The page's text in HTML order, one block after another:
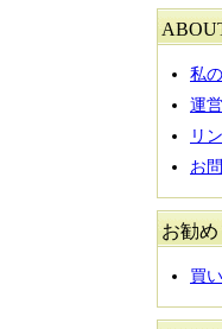
私
運
リ
お
お勧
買